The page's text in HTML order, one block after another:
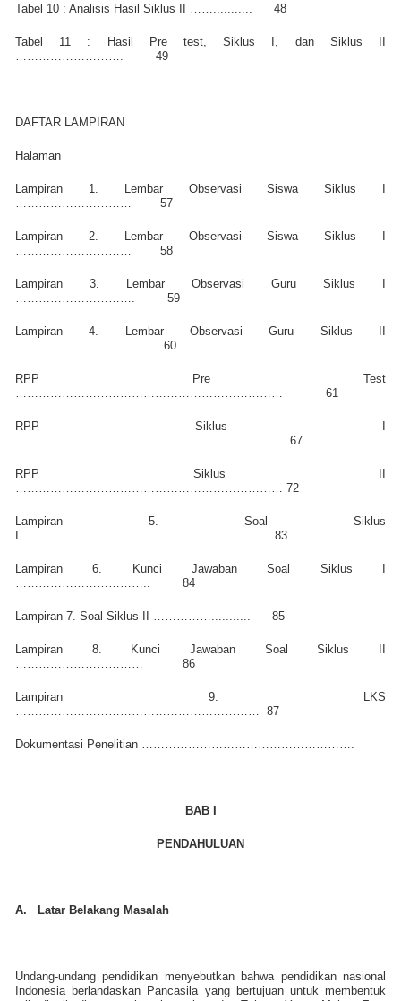
Tabel 10 : Analisis Hasil Siklus II ……........... 48
Tabel 11 : Hasil Pre test, Siklus I, dan Siklus II
49
DAFTAR LAMPIRAN
Halaman
Lampiran 1. Lembar Observasi Siswa Siklus I
57
Lampiran 2. Lembar Observasi Siswa Siklus I
58
Lampiran 3. Lembar Observasi Guru Siklus I
59
Lampiran 4. Lembar Observasi Guru Siklus II
60
RPP Pre Test
61
RPP Siklus I
67
RPP Siklus II
72
Lampiran 5. Soal Siklus
I……………………………………………….
83
Lampiran 6. Kunci Jawaban Soal Siklus I
84
Lampiran 7. Soal Siklus II ……………........... 85
Lampiran 8. Kunci Jawaban Soal Siklus II
86
Lampiran 9. LKS
87
Dokumentasi Penelitian ……………………………………………….
BAB I
PENDAHULUAN
A. Latar Belakang Masalah
Undang-undang pendidikan menyebutkan bahwa pendidikan nasional
Indonesia berlandaskan Pancasila yang bertujuan untuk membentuk